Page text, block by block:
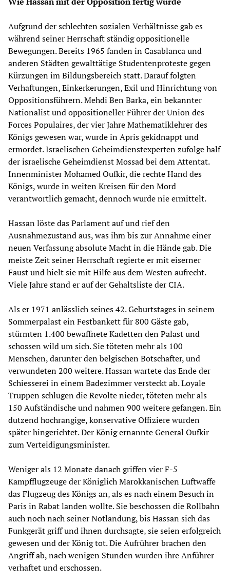
Aufgrund der schlechten sozialen Verhältnisse gab es
während seiner Herrschaft ständig oppositionelle
Bewegungen. Bereits 1965 fanden in Casablanca und
anderen Städten gewalttätige Studentenproteste gegen
Kürzungen im Bildungsbereich statt. Darauf folgten
Verhaftungen, Einkerkerungen, Exil und Hinrichtung von
Oppositionsführern. Mehdi Ben Barka, ein bekannter
Nationalist und oppositioneller Führer der Union des
Forces Populaires, der vier Jahre Mathematiklehrer des
Königs gewesen war, wurde in Apris gekidnappt und
ermordet. Israelischen Geheimdienstexperten zufolge half
der israelische Geheimdienst Mossad bei dem Attentat.
Innenminister Mohamed Oufkir, die rechte Hand des
Königs, wurde in weiten Kreisen für den Mord
verantwortlich gemacht, dennoch wurde nie ermittelt.
Hassan löste das Parlament auf und rief den
Ausnahmezustand aus, was ihm bis zur Annahme einer
neuen Verfassung absolute Macht in die Hände gab. Die
meiste Zeit seiner Herrschaft regierte er mit eiserner
Faust und hielt sie mit Hilfe aus dem Westen aufrecht.
Viele Jahre stand er auf der Gehaltsliste der CIA.
Als er 1971 anlässlich seines 42. Geburtstages in seinem
Sommerpalast ein Festbankett für 800 Gäste gab,
stürmten 1.400 bewaffnete Kadetten den Palast und
schossen wild um sich. Sie töteten mehr als 100
Menschen, darunter den belgischen Botschafter, und
verwundeten 200 weitere. Hassan wartete das Ende der
Schiesserei in einem Badezimmer versteckt ab. Loyale
Truppen schlugen die Revolte nieder, töteten mehr als
150 Aufständische und nahmen 900 weitere gefangen. Ein
dutzend hochrangige, konservative Offiziere wurden
später hingerichtet. Der König ernannte General Oufkir
zum Verteidigungsminister.
Weniger als 12 Monate danach griffen vier F-5
Kampfflugzeuge der Königlich Marokkanischen Luftwaffe
das Flugzeug des Königs an, als es nach einem Besuch in
Paris in Rabat landen wollte. Sie beschossen die Rollbahn
auch noch nach seiner Notlandung, bis Hassan sich das
Funkgerät griff und ihnen durchsagte, sie seien erfolgreich
gewesen und der König tot. Die Aufrührer brachen den
Angriff ab, nach wenigen Stunden wurden ihre Anführer
verhaftet und erschossen.